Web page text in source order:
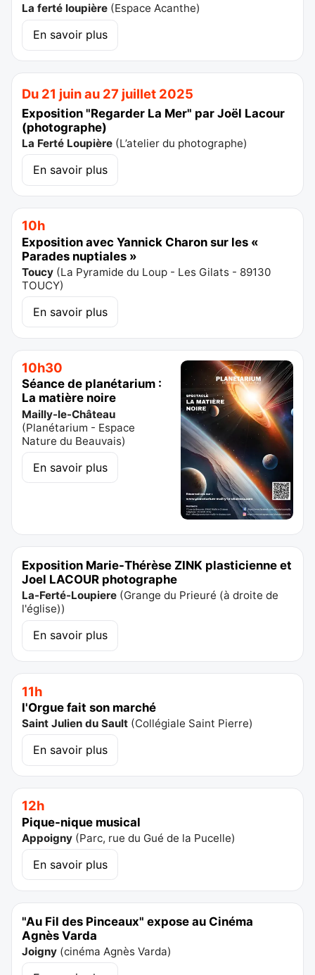
La ferté loupière (Espace Acanthe)
En savoir plus
Du 21 juin au 27 juillet 2025
Exposition "Regarder La Mer" par Joël Lacour
(photographe)
La Ferté Loupière (L’atelier du photographe)
En savoir plus
10h
Exposition avec Yannick Charon sur les «
Parades nuptiales »
Toucy (La Pyramide du Loup - Les Gilats - 89130
TOUCY)
En savoir plus
10h30
Séance de planétarium :
La matière noire
Mailly-le-Château
(Planétarium - Espace
Nature du Beauvais)
En savoir plus
Exposition Marie-Thérèse ZINK plasticienne et
Joel LACOUR photographe
La-Ferté-Loupiere (Grange du Prieuré (à droite de
l'église))
En savoir plus
11h
l'Orgue fait son marché
Saint Julien du Sault (Collégiale Saint Pierre)
En savoir plus
12h
Pique-nique musical
Appoigny (Parc, rue du Gué de la Pucelle)
En savoir plus
"Au Fil des Pinceaux" expose au Cinéma
Agnès Varda
Joigny (cinéma Agnès Varda)